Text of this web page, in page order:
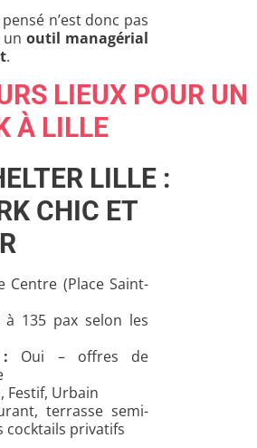
n’est donc pas
un outil managérial
.
LIEUX POUR UN
À LILLE
LILLE :
CHIC ET
Centre (Place Saint-
à 135 pax selon les
Oui – offres de
Festif, Urbain
terrasse semi-
cocktails privatifs